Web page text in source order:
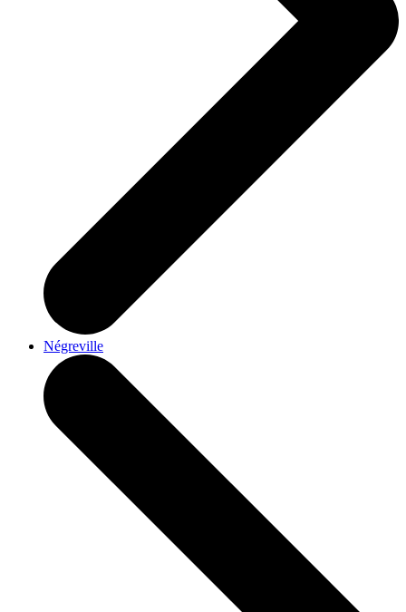
Négreville